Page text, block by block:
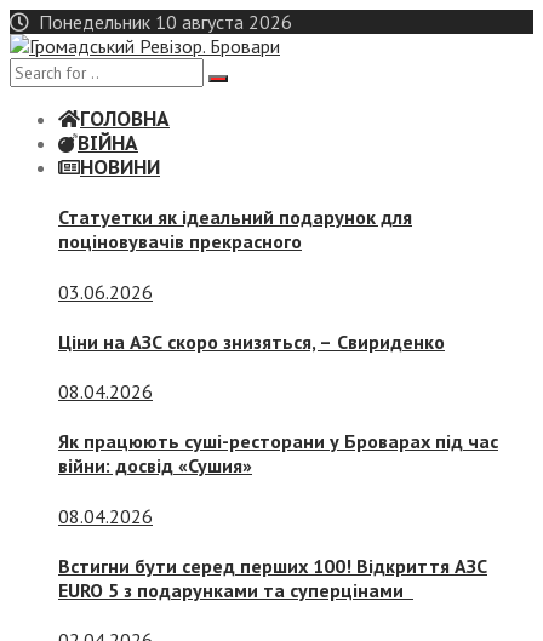
Skip
to
content
Понедельник 10 августа 2026
ГОЛОВНА
ВІЙНА
НОВИНИ
Статуетки як ідеальний подарунок для
поціновувачів прекрасного
03.06.2026
Ціни на АЗС скоро знизяться, – Свириденко
08.04.2026
Як працюють суші-ресторани у Броварах під час
війни: досвід «Сушия»
08.04.2026
Встигни бути серед перших 100! Відкриття АЗС
EURO 5 з подарунками та суперцінами